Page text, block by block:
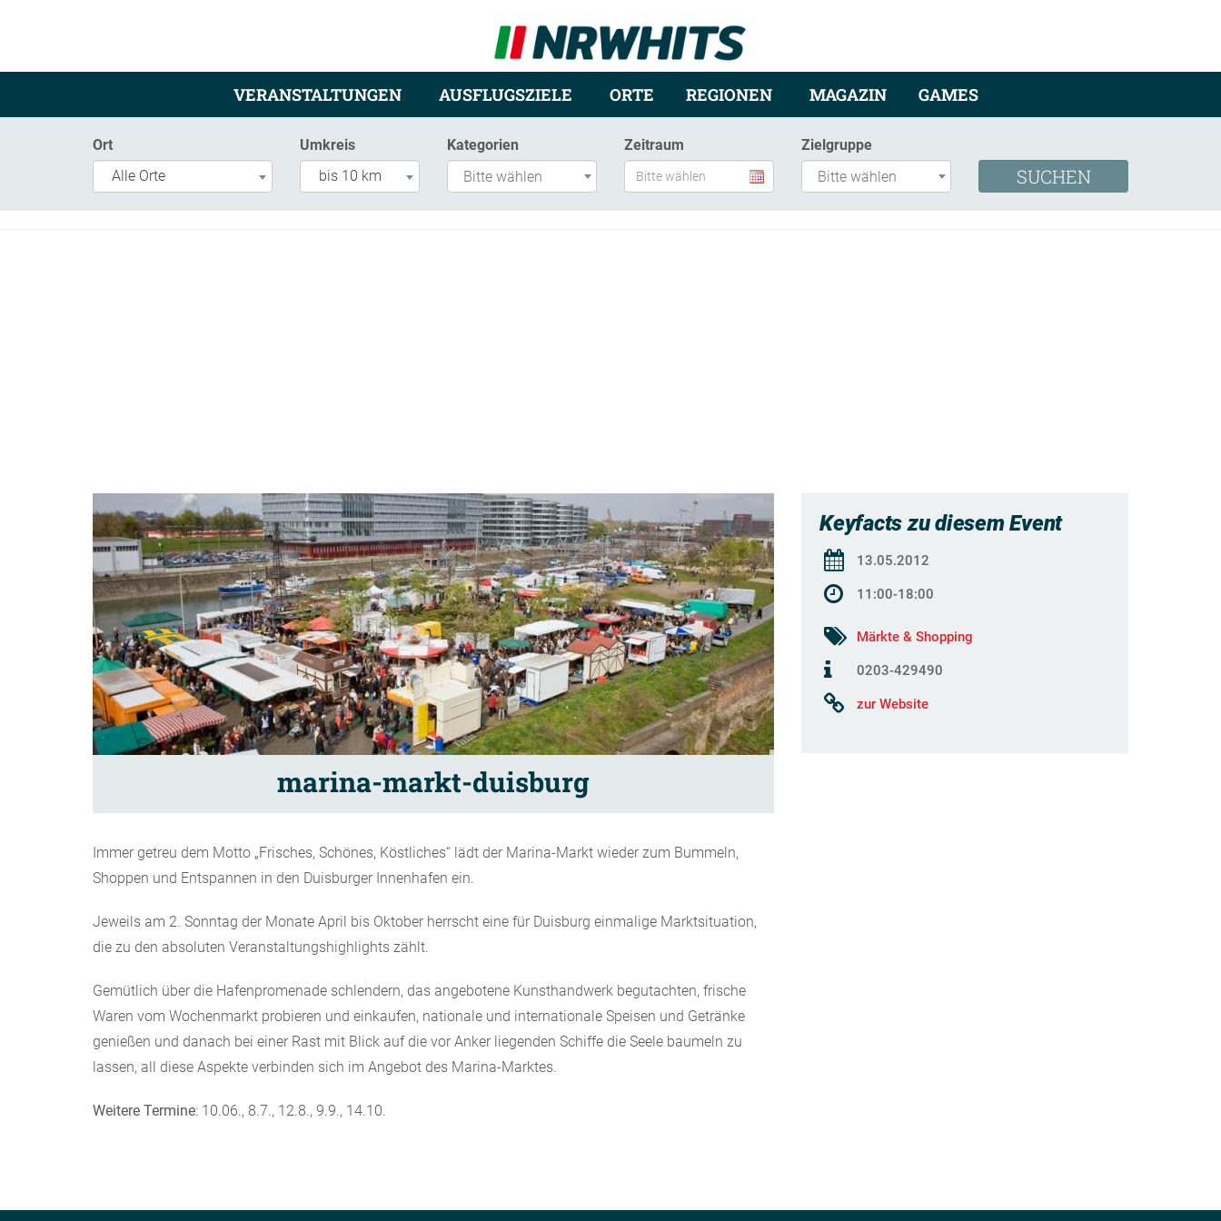
VERANSTALTUNGEN AUSFLUGSZIELE ORTE REGIONEN MAGAZIN GAMES
Ort
Alle Orte
Umkreis
bis 10 km
Kategorien Zeitraum Zielgruppe
marina-markt-duisburg
Immer getreu dem Motto „Frisches, Schönes, Köstliches“ lädt der Marina-Markt wieder zum Bummeln,
Shoppen und Entspannen in den Duisburger Innenhafen ein.
Jeweils am 2. Sonntag der Monate April bis Oktober herrscht eine für Duisburg einmalige Marktsituation,
die zu den absoluten Veranstaltungshighlights zählt.
Gemütlich über die Hafenpromenade schlendern, das angebotene Kunsthandwerk begutachten, frische
Waren vom Wochenmarkt probieren und einkaufen, nationale und internationale Speisen und Getränke
genießen und danach bei einer Rast mit Blick auf die vor Anker liegenden Schiffe die Seele baumeln zu
lassen, all diese Aspekte verbinden sich im Angebot des Marina-Marktes.
Weitere Termine: 10.06., 8.7., 12.8., 9.9., 14.10.
Keyfacts zu diesem Event
13.05.2012
11:00-18:00
Märkte & Shopping
0203-429490
zur Website